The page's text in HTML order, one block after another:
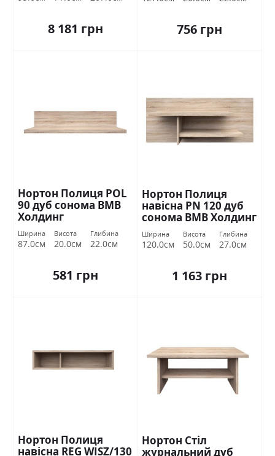
8 181 грн 756 грн
Нортон Полиця POL
90 дуб сонома ВМВ
Холдинг
Ширина
87.0см
Висота
20.0см
Глибина
22.0см
581 грн
Нортон Полиця
навісна PN 120 дуб
сонома ВМВ Холдинг
Ширина
120.0см
Висота
50.0см
Глибина
27.0см
1 163 грн
Нортон Полиця
навісна REG WISZ/130
Нортон Стіл
журнальний дуб